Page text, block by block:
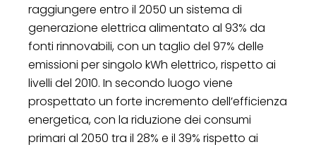
raggiungere entro il 2050 un sistema di
generazione elettrica alimentato al 93% da
fonti rinnovabili, con un taglio del 97% delle
emissioni per singolo kWh elettrico, rispetto ai
livelli del 2010. In secondo luogo viene
prospettato un forte incremento dell’efficienza
energetica, con la riduzione dei consumi
primari al 2050 tra il 28% e il 39% rispetto ai